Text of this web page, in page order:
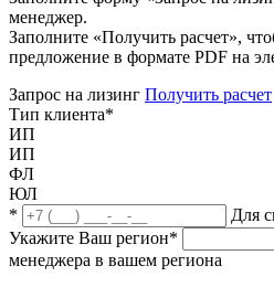
менеджер.
Заполните «Получить расчет»,
предложение в формате PDF на
Запрос на лизинг Получить расчет
Тип клиента*
ИП
ИП
ФЛ
ЮЛ
*
Для
Укажите Ваш регион*
менеджера в вашем региона